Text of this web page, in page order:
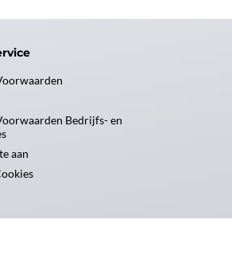
Bedrijfs- en
aan